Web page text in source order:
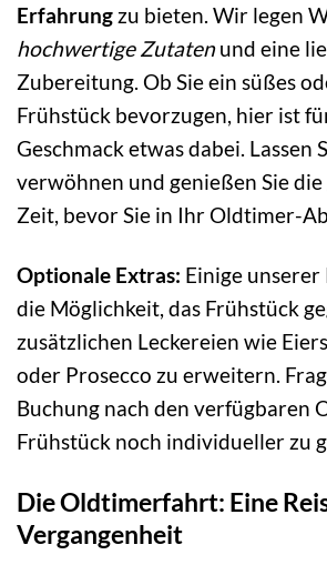
Erfahrung zu bieten. Wir legen
hochwertige Zutatenund eine
Zubereitung. Ob Sie ein süßes
Frühstück bevorzugen, hier ist
Geschmack etwas dabei. Lassen
verwöhnen und genießen Sie die
Zeit, bevor Sie in Ihr Oldtimer-
Optionale Extras: Einige
die Möglichkeit, das Frühstück
zusätzlichen Leckereien wie
oder Prosecco zu erweitern.
Buchung nach den verfügbaren
Frühstück noch individueller zu
Die Oldtimerfahrt: Eine
Vergangenheit